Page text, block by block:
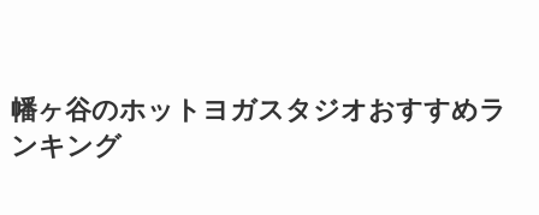
幡ヶ谷のホットヨガスタジオおすすめラ
ンキング